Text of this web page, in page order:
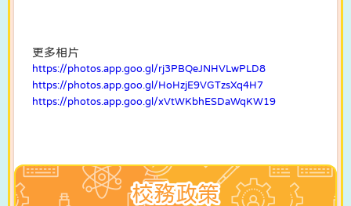
更多相片
https://photos.app.goo.gl/rj3PBQeJNHVLwPLD8
https://photos.app.goo.gl/HoHzjE9VGTzsXq4H7
https://photos.app.goo.gl/xVtWKbhESDaWqKW19
校務政策